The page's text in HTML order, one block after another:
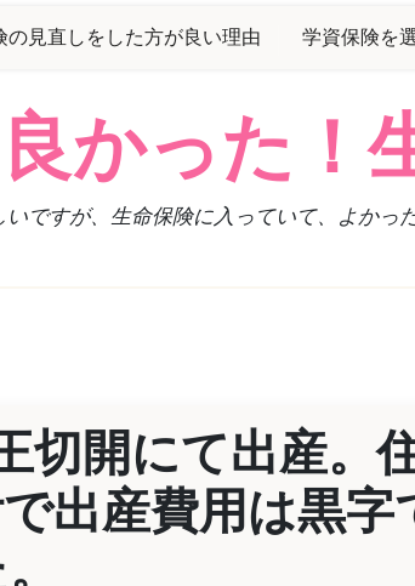
見直しをした方が良い理由 学資保険を
かった！
ですが、生命保険に入っていて、よかっ
切開にて出産。
出産費用は黒字